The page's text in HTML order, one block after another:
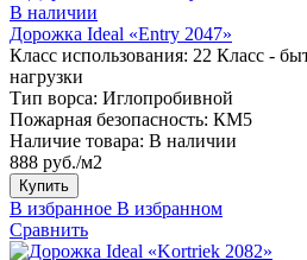
В наличии
Дорожка Ideal «Entry 2047»
Класс использования: 22 Класс -
нагрузки
Тип ворса: Иглопробивной
Пожарная безопасность: КМ5
Наличие товара: В наличии
888 руб./м2
Купить
В избранное В избранном
Сравнить